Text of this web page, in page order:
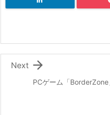
PCゲーム「BorderZone

Next